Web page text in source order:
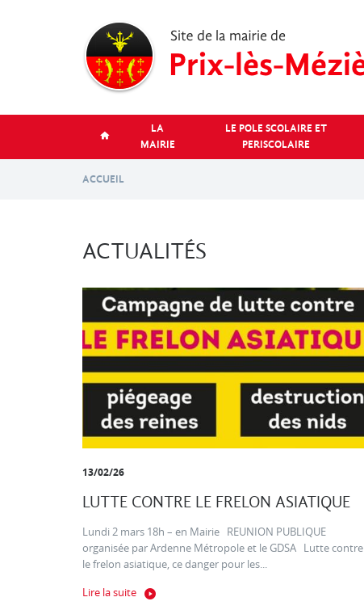
LA
MAIRIE
LE POLE SCOLAIRE ET
PERISCOLAIRE
ACCUEIL
ACTUALITÉS
13/02/26
LUTTE CONTRE LE FRELON ASIATIQUE
Lundi 2 mars 18h – en Mairie REUNION PUBLIQUE
organisée par Ardenne Métropole et le GDSA Lutte contre
le frelon asiatique, ce danger pour les...
Lire la suite